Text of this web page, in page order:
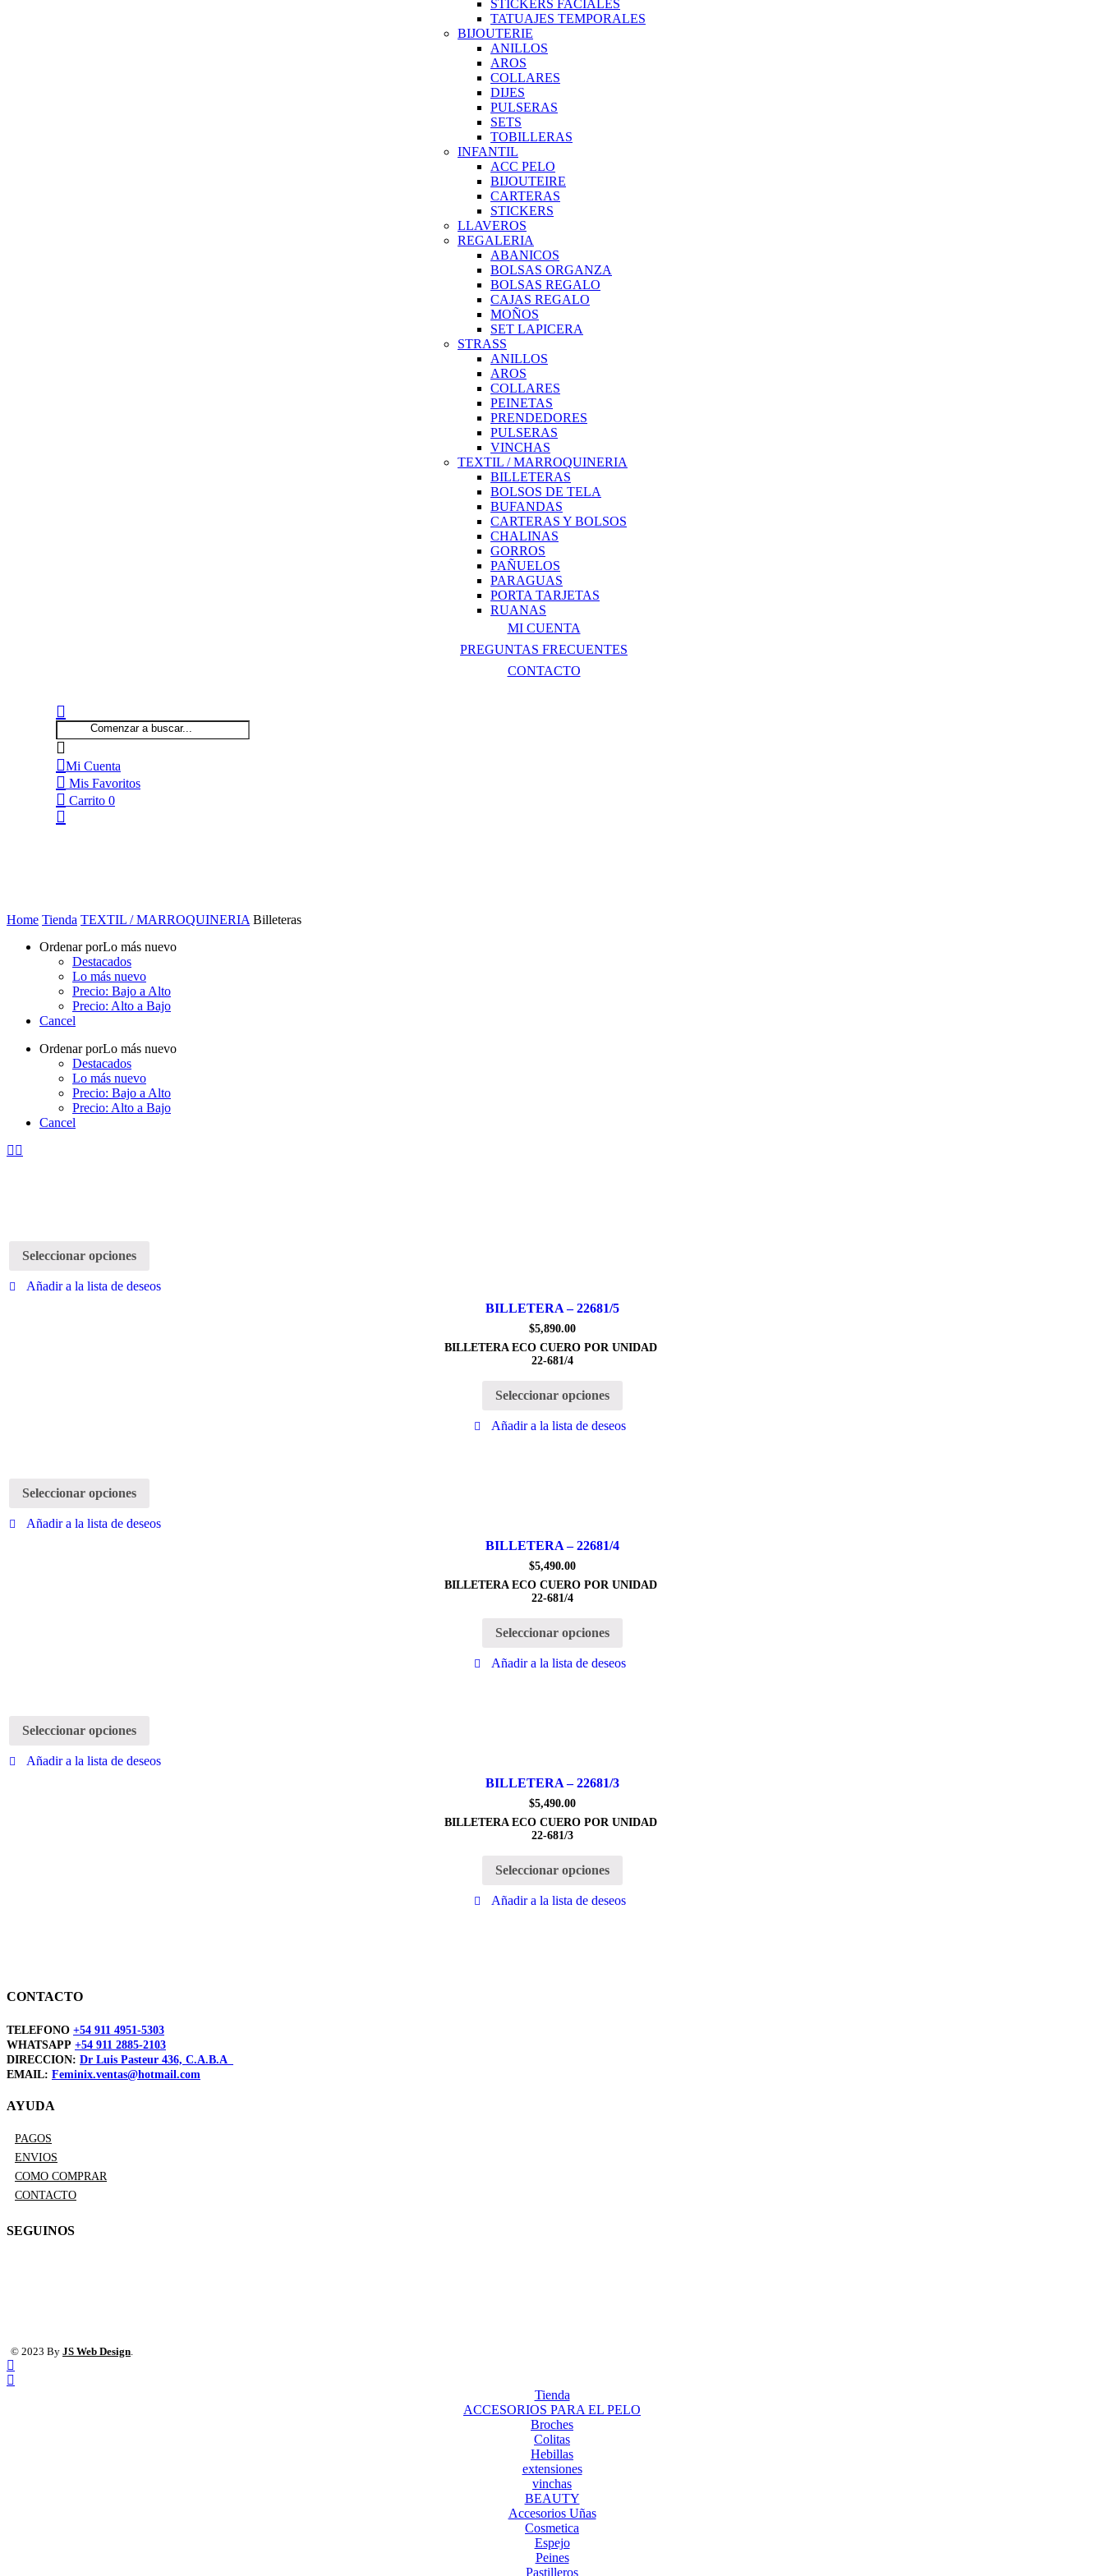
STICKERS FACIALES
TATUAJES TEMPORALES
BIJOUTERIE
ANILLOS
AROS
COLLARES
DIJES
PULSERAS
SETS
TOBILLERAS
INFANTIL
ACC PELO
BIJOUTEIRE
CARTERAS
STICKERS
LLAVEROS
REGALERIA
ABANICOS
BOLSAS ORGANZA
BOLSAS REGALO
CAJAS REGALO
MOÑOS
SET LAPICERA
STRASS
ANILLOS
AROS
COLLARES
PEINETAS
PRENDEDORES
PULSERAS
VINCHAS
TEXTIL / MARROQUINERIA
BILLETERAS
BOLSOS DE TELA
BUFANDAS
CARTERAS Y BOLSOS
CHALINAS
GORROS
PAÑUELOS
PARAGUAS
PORTA TARJETAS
RUANAS
MI CUENTA
PREGUNTAS FRECUENTES
CONTACTO
Mi Cuenta
Mis Favoritos
Carrito 0
Home Tienda TEXTIL / MARROQUINERIA Billeteras
Ordenar porLo más nuevo
Destacados
Lo más nuevo
Precio: Bajo a Alto
Precio: Alto a Bajo
Cancel
Ordenar porLo más nuevo
Destacados
Lo más nuevo
Precio: Bajo a Alto
Precio: Alto a Bajo
Cancel
Seleccionar opciones
Añadir a la lista de deseos
BILLETERA – 22681/5
$5,890.00
BILLETERA ECO CUERO POR UNIDAD
22-681/4
Seleccionar opciones
Añadir a la lista de deseos
Seleccionar opciones
Añadir a la lista de deseos
BILLETERA – 22681/4
$5,490.00
BILLETERA ECO CUERO POR UNIDAD
22-681/4
Seleccionar opciones
Añadir a la lista de deseos
Seleccionar opciones
Añadir a la lista de deseos
BILLETERA – 22681/3
$5,490.00
BILLETERA ECO CUERO POR UNIDAD
22-681/3
Seleccionar opciones
Añadir a la lista de deseos
CONTACTO
TELEFONO +54 911 4951-5303
WHATSAPP +54 911 2885-2103
DIRECCION: Dr Luis Pasteur 436, C.A.B.A
EMAIL: Feminix.ventas@hotmail.com
AYUDA
PAGOS
ENVIOS
COMO COMPRAR
CONTACTO
SEGUINOS
© 2023 By JS Web Design.
Tienda
ACCESORIOS PARA EL PELO
Broches
Colitas
Hebillas
extensiones
vinchas
BEAUTY
Accesorios Uñas
Cosmetica
Espejo
Peines
Pastilleros